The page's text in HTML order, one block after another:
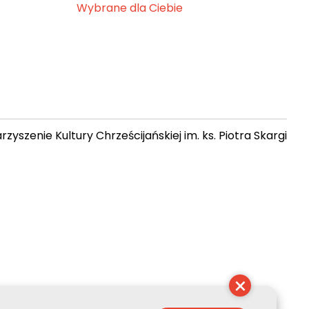
Wybrane dla Ciebie
Kultury Chrześcijańskiej im. ks. Piotra Skargi
×